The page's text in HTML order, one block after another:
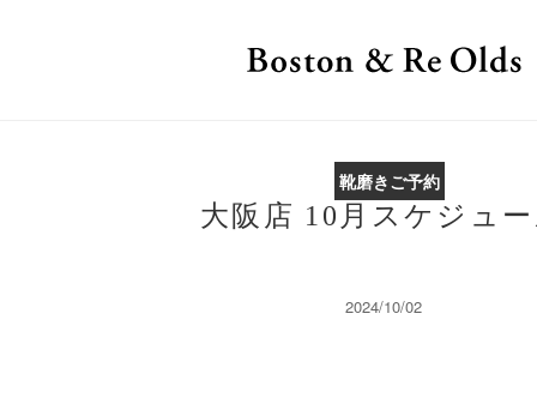
靴磨きご予約
大阪店 10月スケジュ
2024/10/02